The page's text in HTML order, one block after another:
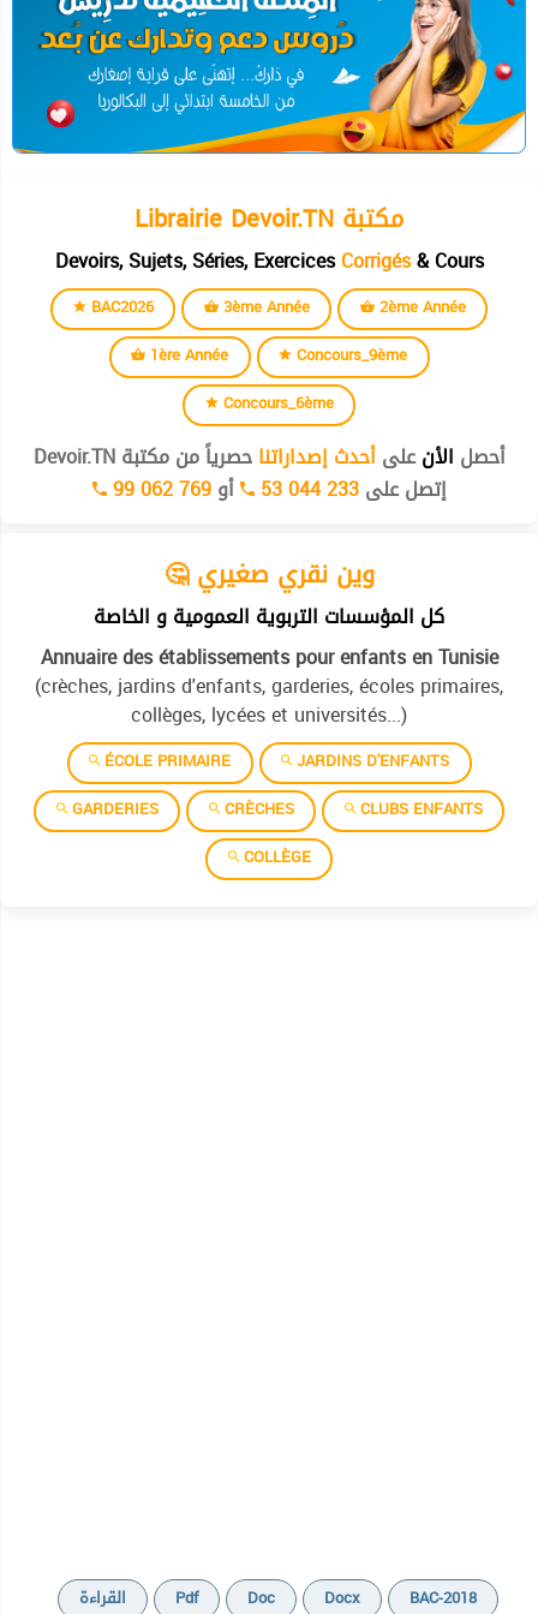
Librairie Devoir.TN مكتبة
Devoirs, Sujets, Séries, ExercicesCorrigés& Cours
BAC2026 3ème Année
2ème Année
1ère Année
Concours_9ème
Concours_6ème
أحصل الأنعلىأحدث إصداراتناحصرياً من مكتبة Devoir.TN
إتصل على53 044 233 أو99 062 769
🤔 وين نقري صغيري
كل المؤسسات التربوية العمومية و الخاصة
Annuaire des établissements pour enfants en Tunisie
(crèches, jardins d'enfants, garderies, écoles primaires,
collèges, lycées et universités...)
ÉCOLE PRIMAIRE
JARDINS D'ENFANTS
GARDERIES
CRÈCHES
CLUBS ENFANTS
COLLÈGE
القراءة Pdf Doc Docx
BAC-2018
Séries